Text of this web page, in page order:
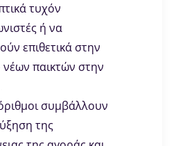
τυχόν
ή να
επιθετικά στην
νέων παικτών στην
συμβάλλουν
της